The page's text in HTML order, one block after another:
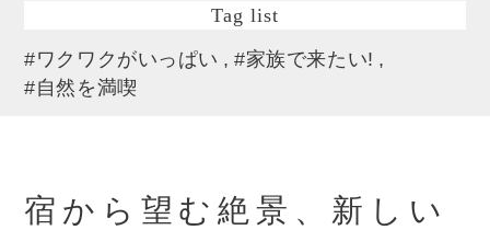
Tag list
#ワクワクがいっぱい
#家族で来たい!
#自然を満喫
宿から望む絶景、新しい